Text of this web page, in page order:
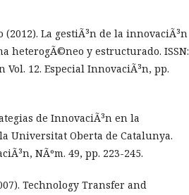
La gestiÃ³n de la innovaciÃ³n
heterogÃ©neo y estructurado. ISSN:
Vol. 12. Especial InnovaciÃ³n, pp.
de InnovaciÃ³n en la
Universitat Oberta de Catalunya.
NÃºm. 49, pp. 223-245.
Technology Transfer and